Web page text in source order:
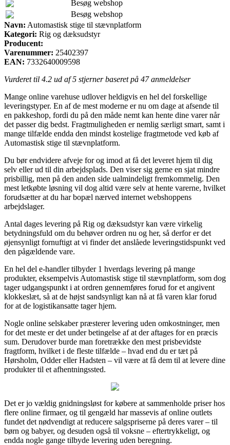
Besøg webshop
Besøg webshop
Navn: Automastisk stige til stævnplatform
Kategori: Rig og dæksudstyr
Producent:
Varenummer: 25402397
EAN: 7332640009598
Vurderet til 4.2 ud af 5 stjerner baseret på 47anmeldelser
Mange online varehuse udlover heldigvis en hel del forskellige
leveringstyper. En af de mest moderne er nu om dage at afsende til
en pakkeshop, fordi du på den måde nemt kan hente dine varer når
det passer dig bedst. Fragtmuligheden er nemlig særligt smart, samt i
mange tilfælde endda den mindst kostelige fragtmetode ved køb af
Automastisk stige til stævnplatform.
Du bør endvidere afveje for og imod at få det leveret hjem til dig
selv eller ud til din arbejdsplads. Den viser sig gerne en sjat mindre
prisbillig, men på den anden side ualmindeligt fremkommelig. Den
mest letkøbte løsning vil dog altid være selv at hente varerne, hvilket
forudsætter at du har bopæl nærved internet webshoppens
arbejdslager.
Antal dages levering på Rig og dæksudstyr kan være virkelig
betydningsfuld om du behøver ordren nu og her, så derfor er det
øjensynligt fornuftigt at vi finder det anslåede leveringstidspunkt ved
den pågældende vare.
En hel del e-handler tilbyder 1 hverdags levering på mange
produkter, eksempelvis Automastisk stige til stævnplatform, som dog
tager udgangspunkt i at ordren gennemføres forud for et angivent
klokkeslæt, så at de højst sandsynligt kan nå at få varen klar forud
for at de logistikansatte tager hjem.
Nogle online selskaber præsterer levering uden omkostninger, men
for det meste er det under betingelse af at der aftages for en præcis
sum. Derudover burde man foretrække den mest prisbevidste
fragtform, hvilket i de fleste tilfælde – hvad end du er tæt på
Hørsholm, Odder eller Hadsten – vil være at få dem til at levere dine
produkter til et afhentningssted.
Det er jo vældig gnidningsløst for købere at sammenholde priser hos
flere online firmaer, og til gengæld har massevis af online outlets
fundet det nødvendigt at reducere salgspriserne på deres varer – til
børn og babyer, og desuden også til voksne – eftertrykkeligt, og
endda nogle gange tilbyde levering uden beregning.